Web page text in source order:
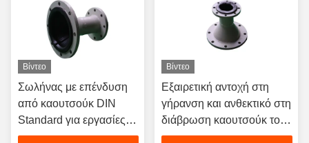
Βίντεο
Σωλήνας με επένδυση
από καουτσούκ DIN
Standard για εργασίες
εξόρυξης
Βίντεο
Εξαιρετική αντοχή στη
γήρανση και ανθεκτικό στη
διάβρωση καουτσούκ του
ASTM